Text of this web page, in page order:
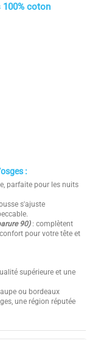
100% coton
:
parfaite pour les nuits
s'ajuste
90): complètent
pour votre tête et
supérieure et une
ou bordeaux
une région réputée